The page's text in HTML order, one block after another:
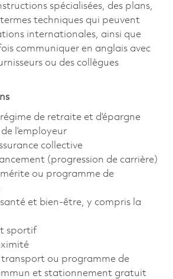
spécialisées, des plans,
termes techniques qui peuvent
internationales, ainsi que
communiquer en anglais avec
ou des collègues
de retraite et d’épargne
l’employeur
collective
(progression de carrière)
ou programme de
et bien-être, y compris la
sportif
transport ou programme de
et stationnement gratuit